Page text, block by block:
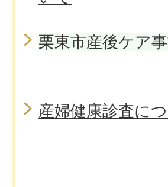
栗東市産後ケア
産婦健康診査に